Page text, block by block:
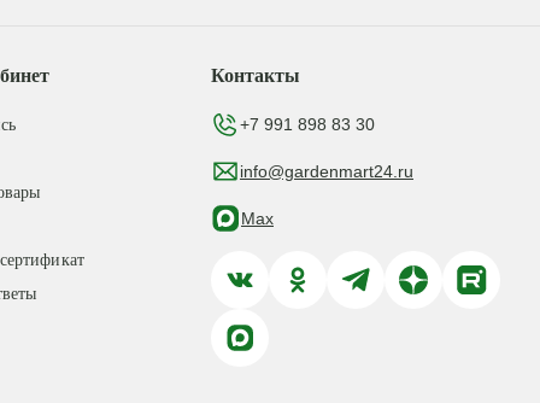
Контакты
+7 991 898 83 30
info@gardenmart24.ru
Max